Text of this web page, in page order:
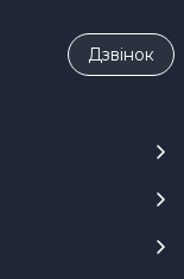
Дзвiнок